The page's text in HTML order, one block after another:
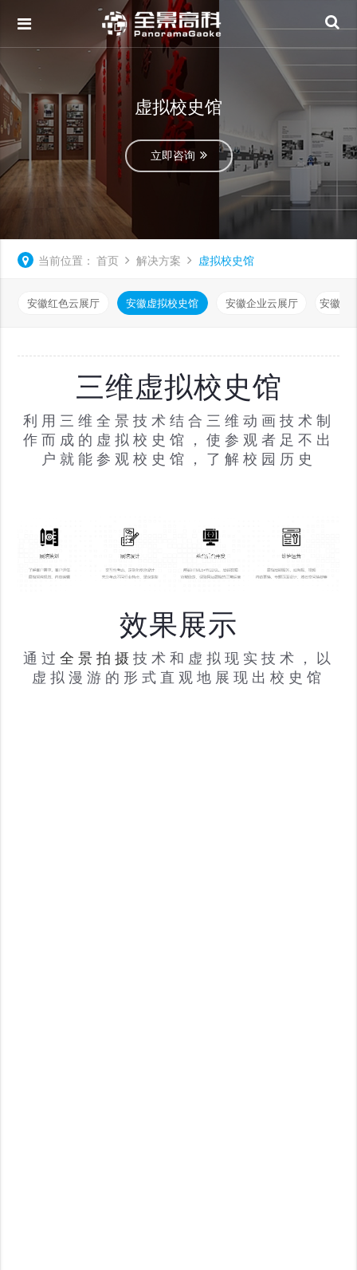
虚拟校史馆
立即咨询
当前位置： 首页 解决方案 虚拟校史馆
安徽红色云展厅 安徽虚拟校史馆 安徽企业云展厅 安徽虚
三维虚拟校史馆
利用三维全景技术结合三维动画技术制
作而成的虚拟校史馆，使参观者足不出
户就能参观校史馆，了解校园历史
效果展示
通过 全景拍摄 技术和虚拟现实技术，以
虚拟漫游的形式直观地展现出校史馆